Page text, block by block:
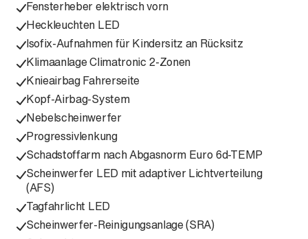
Fensterheber elektrisch vorn
Heckleuchten LED
Isofix-Aufnahmen für Kindersitz an Rücksitz
Klimaanlage Climatronic 2-Zonen
Knieairbag Fahrerseite
Kopf-Airbag-System
Nebelscheinwerfer
Progressivlenkung
Schadstoffarm nach Abgasnorm Euro 6d-TEMP
Scheinwerfer LED mit adaptiver Lichtverteilung
(AFS)
Tagfahrlicht LED
Scheinwerfer-Reinigungsanlage (SRA)